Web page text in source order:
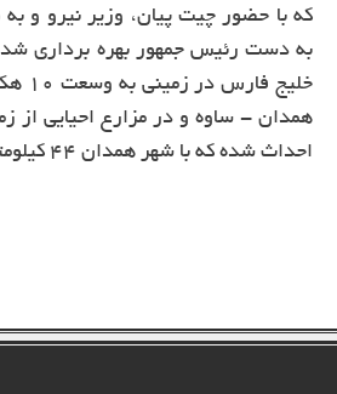
که با حضور چیت پیان، وزیر نیرو و
به دست رئیس جمهور بهره برداری شد.
خلیج
همدان - ساوه و در مزارع احیایی از
احداث شده که با شهر همدان 44 کیلومتر فاصله دارد.